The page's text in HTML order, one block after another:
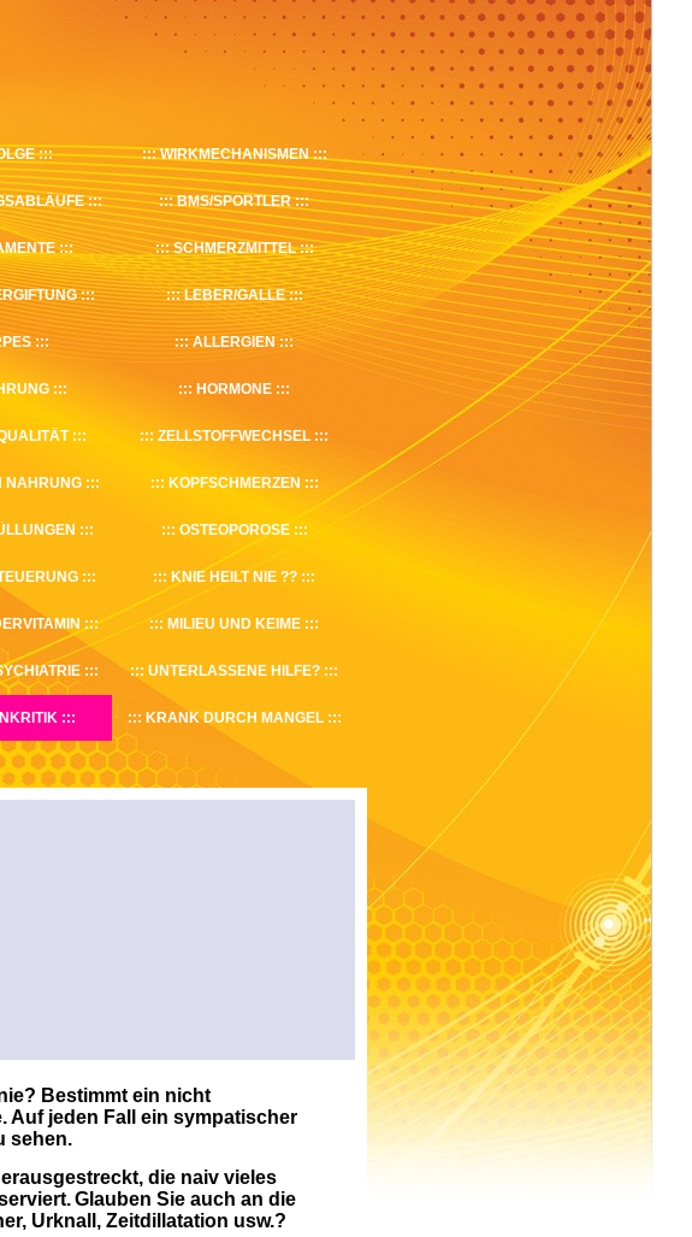
WIRKMECHANISMEN
BMS/SPORTLER
SCHMERZMITTEL
LEBER/GALLE
ALLERGIEN
HORMONE
ZELLSTOFFWECHSEL
NAHRUNG KOPFSCHMERZEN
OSTEOPOROSE
KNIE HEILT NIE ??
MILIEU UND KEIME
UNTERLASSENE HILFE?
KRANK DURCH MANGEL
Bestimmt ein nicht
Auf jeden Fall ein sympatischer
sehen.
die naiv vieles
Glauben Sie auch an die
Urknall, Zeitdillatation usw.?